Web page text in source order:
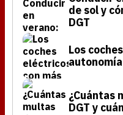
de sol y
DGT
Los
¿Cuántas
DGT y